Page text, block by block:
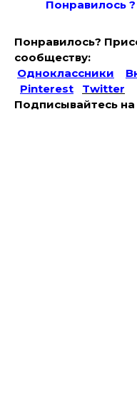
Понравилось
Понравилось?
сообществу:
Одноклассники
Pinterest
Twitter
Подписывайтесь на